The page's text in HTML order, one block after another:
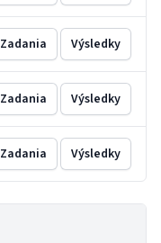
Zadania Výsledky
Zadania Výsledky
Zadania Výsledky